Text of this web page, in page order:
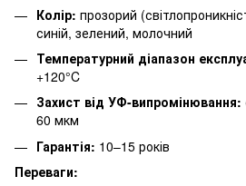
Колір: прозорий
синій, зелений, молочний
Температурний діапазон
+120°C
Захист від УФ-випромінювання:
60 мкм
Гарантія: 10–15 років
Переваги: